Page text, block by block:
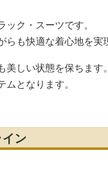
ク・スーツです。
も快適な着心地を実
しい状態を保ちます。
となります。
ン